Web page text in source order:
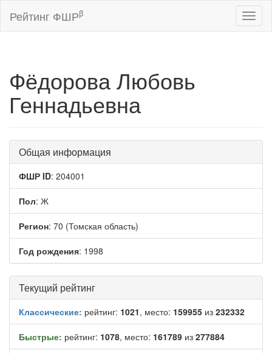
Рейтинг ФШРβ
Фёдорова Любовь
Геннадьевна
Общая информация
ФШР ID: 204001
Пол: Ж
Регион: 70 (Томская область)
Год рождения: 1998
Текущий рейтинг
Классические: рейтинг: 1021, место: 159955 из 232332
Быстрые: рейтинг: 1078, место: 161789 из 277884